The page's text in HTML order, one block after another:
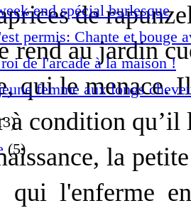
de
rend au jardin
qui le menace.
à condition
la
qui l'enferme
end spécial burlesque
permis: Chante et bouge
de l'arcade à la maison !
femme aux longs
(5)